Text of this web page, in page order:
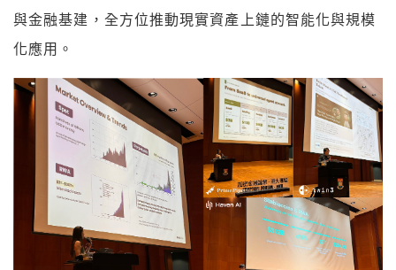
與金融基建，全方位推動現實資產上鏈的智能化與規模
化應用。